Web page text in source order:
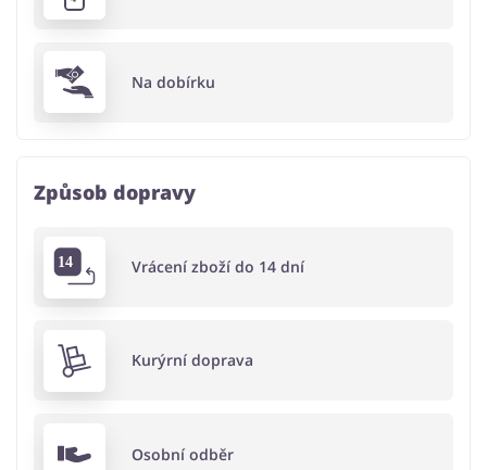
Na dobírku
Způsob dopravy
Vrácení zboží do 14 dní
Kurýrní doprava
Osobní odběr